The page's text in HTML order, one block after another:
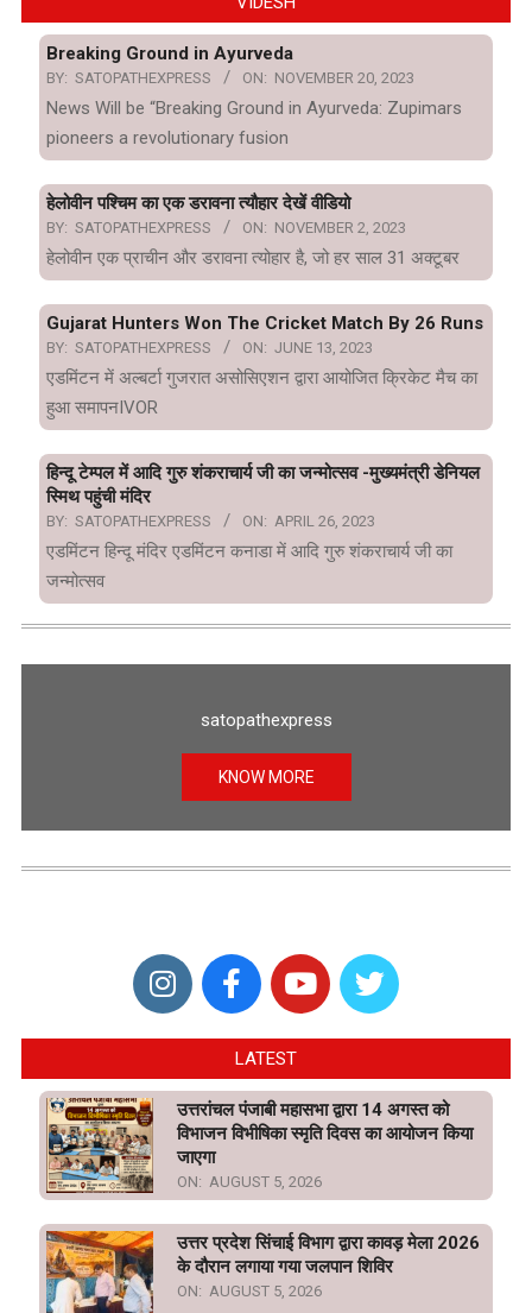
Breaking Ground in Ayurveda
BY: SATOPATHEXPRESS ON: NOVEMBER 20, 2023
News Will be “Breaking Ground in Ayurveda: Zupimars
pioneers a revolutionary fusion
हेलोवीन पश्चिम का एक डरावना त्यौहार देखें वीडियो
BY: SATOPATHEXPRESS ON: NOVEMBER 2, 2023
हेलोवीन एक प्राचीन और डरावना त्योहार है, जो हर साल 31 अक्टूबर
Gujarat Hunters Won The Cricket Match By 26 Runs
BY: SATOPATHEXPRESS ON: JUNE 13, 2023
एडमिंटन में अल्बर्टा गुजरात असोसिएशन द्वारा आयोजित क्रिकेट मैच का
हुआ समापनIVOR
हिन्दू टेम्पल में आदि गुरु शंकराचार्य जी का जन्मोत्सव -मुख्यमंत्री डेनियल
स्मिथ पहुंची मंदिर
BY: SATOPATHEXPRESS ON: APRIL 26, 2023
एडमिंटन हिन्दू मंदिर एडमिंटन कनाडा में आदि गुरु शंकराचार्य जी का
जन्मोत्सव
satopathexpress
KNOW MORE
LATEST
उत्तरांचल पंजाबी महासभा द्वारा 14 अगस्त को
विभाजन विभीषिका स्मृति दिवस का आयोजन किया
जाएगा
ON: AUGUST 5, 2026
उत्तर प्रदेश सिंचाई विभाग द्वारा कावड़ मेला 2026
के दौरान लगाया गया जलपान शिविर
ON: AUGUST 5, 2026